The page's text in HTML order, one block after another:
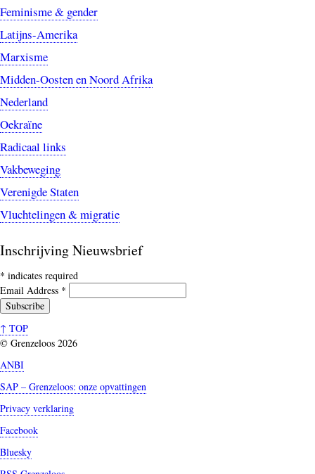
Feminisme & gender
Latijns-Amerika
Marxisme
Midden-Oosten en Noord Afrika
Nederland
Oekraïne
Radicaal links
Vakbeweging
Verenigde Staten
Vluchtelingen & migratie
Inschrijving Nieuwsbrief
* indicates required
Email Address *
↑ TOP
© Grenzeloos 2026
ANBI
SAP – Grenzeloos: onze opvattingen
Privacy verklaring
Facebook
Bluesky